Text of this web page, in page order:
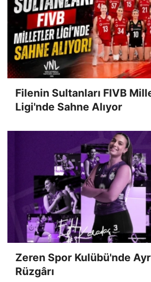
Filenin Sultanları FIVB
Ligi'nde Sahne Alıyor
Zeren Spor Kulübü'nde
Rüzgârı